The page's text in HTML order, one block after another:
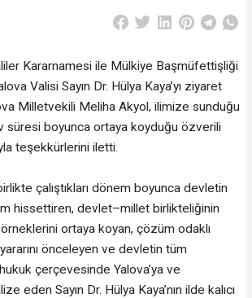
Kararnamesi ile Mülkiye Başmüfettişliği
Valisi Sayın Dr. Hülya Kaya’yı ziyaret
Milletvekili Meliha Akyol, ilimize sunduğu
süresi boyunca ortaya koyduğu özverili
teşekkürlerini iletti.
çalıştıkları dönem boyunca devletin
hissettiren, devlet–millet birlikteliğinin
ortaya koyan, çözüm odaklı
önceleyen ve devletin tüm
çerçevesinde Yalova’ya ve
eden Sayın Dr. Hülya Kaya’nın ilde kalıcı